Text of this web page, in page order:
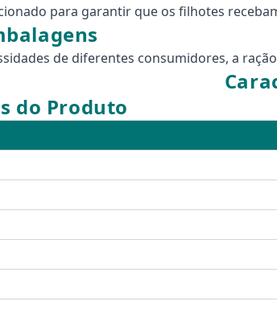
para garantir que os filhotes
de diferentes consumidores, a
do Produto